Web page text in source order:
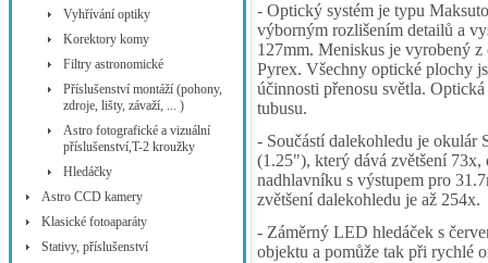
Vyhřívání optiky
Korektory komy
Filtry astronomické
Příslušenství montáží (pohony,
zdroje, lišty, závaží, ... )
Astro fotografické a vizuální
příslušenství,T-2 kroužky
Hledáčky
Astro CCD kamery
Klasické fotoaparáty
Stativy, příslušenství
- Optický systém je typu
výborným rozlišením detailů a
127mm. Meniskus je vyrobený
Pyrex. Všechny optické plochy
účinnosti přenosu světla.
tubusu.
- Součástí dalekohledu je okulár
(1.25"), který dává zvětšení
nadhlavníku s výstupem pro
zvětšení dalekohledu je až 254x.
- Záměrný LED hledáček s
objektu a pomůže tak při rychlé